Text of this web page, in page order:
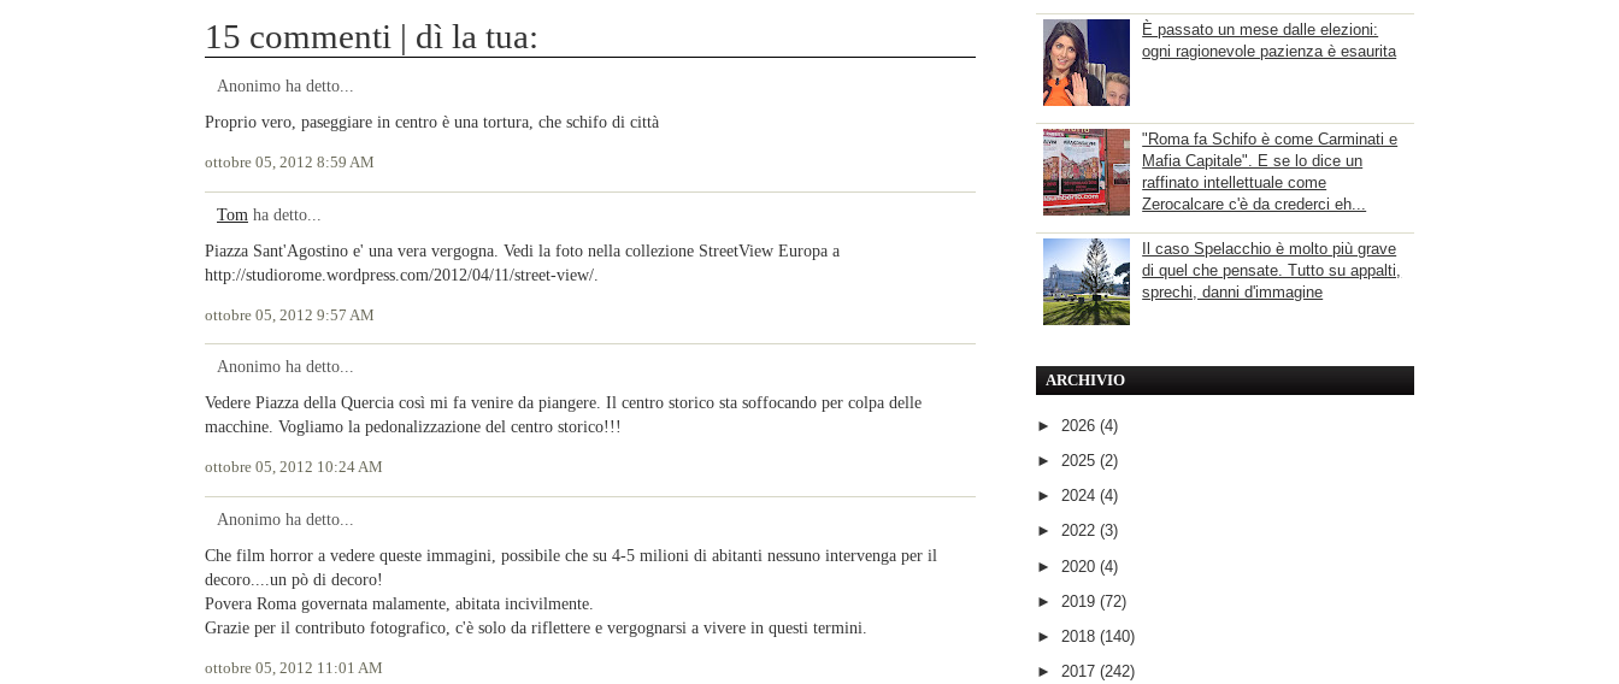
15 commenti | dì la tua:
Anonimo ha detto...
Proprio vero, paseggiare in centro è una tortura, che schifo di città
ottobre 05, 2012 8:59 AM
Tom ha detto...
Piazza Sant'Agostino e' una vera vergogna. Vedi la foto nella collezione StreetView Europa a
http://studiorome.wordpress.com/2012/04/11/street-view/.
ottobre 05, 2012 9:57 AM
Anonimo ha detto...
Vedere Piazza della Quercia così mi fa venire da piangere. Il centro storico sta soffocando per colpa delle
macchine. Vogliamo la pedonalizzazione del centro storico!!!
ottobre 05, 2012 10:24 AM
Anonimo ha detto...
Che film horror a vedere queste immagini, possibile che su 4-5 milioni di abitanti nessuno intervenga per il
decoro....un pò di decoro!
Povera Roma governata malamente, abitata incivilmente.
Grazie per il contributo fotografico, c'è solo da riflettere e vergognarsi a vivere in questi termini.
ottobre 05, 2012 11:01 AM
È passato un mese dalle elezioni:
ogni ragionevole pazienza è esaurita
"Roma fa Schifo è come Carminati e
Mafia Capitale". E se lo dice un
raffinato intellettuale come
Zerocalcare c'è da crederci eh...
Il caso Spelacchio è molto più grave
di quel che pensate. Tutto su appalti,
sprechi, danni d'immagine
ARCHIVIO
► 2026 (4)
► 2025 (2)
► 2024 (4)
► 2022 (3)
► 2020 (4)
► 2019 (72)
► 2018 (140)
► 2017 (242)